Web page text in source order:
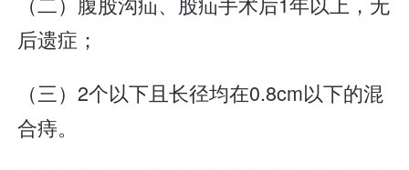
后遗症；
（三）2个以下且长径均在0.8cm以下的混
合痔。